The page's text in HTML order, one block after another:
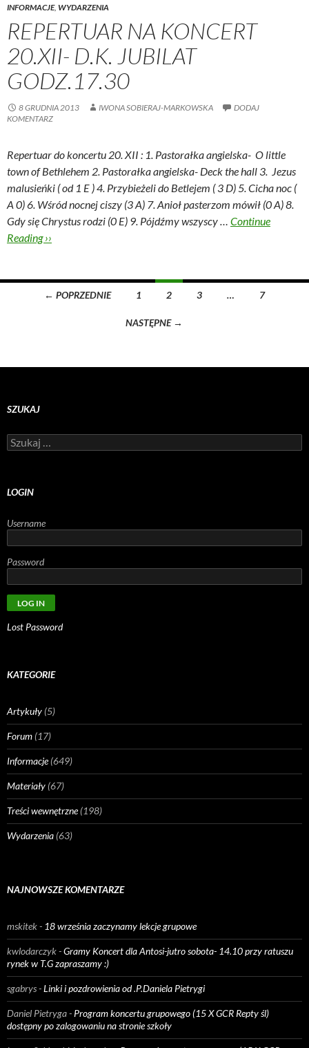
INFORMACJE, WYDARZENIA
REPERTUAR NA KONCERT
20.XII- D.K. JUBILAT
GODZ.17.30
8 GRUDNIA 2013 IWONA SOBIERAJ-MARKOWSKA
DODAJ
KOMENTARZ
Repertuar do koncertu 20. XII : 1. Pastorałka angielska- O little
town of Bethlehem 2. Pastorałka angielska- Deck the hall 3. Jezus
malusieńki ( od 1 E )4. Przybieżeli do Betlejem ( 3 D)5. Cicha noc (
A 0)6. Wśród nocnej ciszy (3 A) 7. Anioł pasterzom mówił (0 A)8.
Gdy się Chrystus rodzi (0 E) 9. Pójdźmy wszyscy … Continue
Reading ››
Nawigacja← POPRZEDNIE 1 2 3 … 7
NASTĘPNE →
SZUKAJ
Szukaj:
LOGIN
Username
Password
Lost Password
KATEGORIE
Artykuły (5)
Forum (17)
Informacje(649)
Materiały (67)
Treści wewnętrzne(198)
Wydarzenia (63)
NAJNOWSZE KOMENTARZE
mskitek- 18 września zaczynamy lekcje grupowe
kwlodarczyk-Gramy Koncert dla Antosi-jutro sobota- 14.10 przy ratuszu
rynek w T.G zapraszamy :)
sgabrys-Linki i pozdrowienia od .P.Daniela Pietrygi
Daniel Pietryga- Program koncertu grupowego (15 X GCR Repty śl)
dostępny po zalogowaniu na stronie szkoły